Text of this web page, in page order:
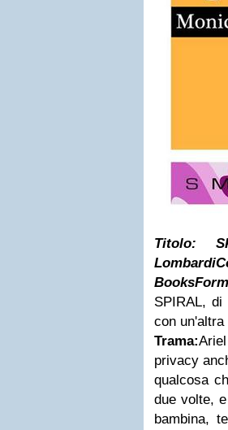
Titolo:
Lombardi
Books
SPIRAL,
con
Trama:
privacy
qualcosa
due volte,
bambina,